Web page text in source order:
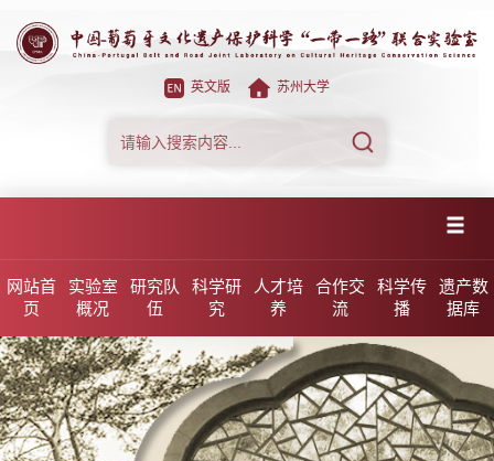
英文版 苏州大学
网站首
页
实验室
概况
研究队
伍
科学研
究
人才培
养
合作交
流
科学传
播
遗产数
据库